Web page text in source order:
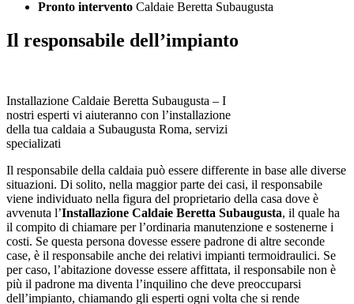
Pronto intervento Caldaie Beretta Subaugusta
Il responsabile dell’impianto
Installazione Caldaie Beretta Subaugusta – I
nostri esperti vi aiuteranno con l’installazione
della tua caldaia a Subaugusta Roma, servizi
specializati
Il responsabile della caldaia può essere differente in base alle diverse
situazioni. Di solito, nella maggior parte dei casi, il responsabile
viene individuato nella figura del proprietario della casa dove è
avvenuta l’Installazione Caldaie Beretta Subaugusta, il quale ha
il compito di chiamare per l’ordinaria manutenzione e sostenerne i
costi. Se questa persona dovesse essere padrone di altre seconde
case, è il responsabile anche dei relativi impianti termoidraulici. Se
per caso, l’abitazione dovesse essere affittata, il responsabile non è
più il padrone ma diventa l’inquilino che deve preoccuparsi
dell’impianto, chiamando gli esperti ogni volta che si rende